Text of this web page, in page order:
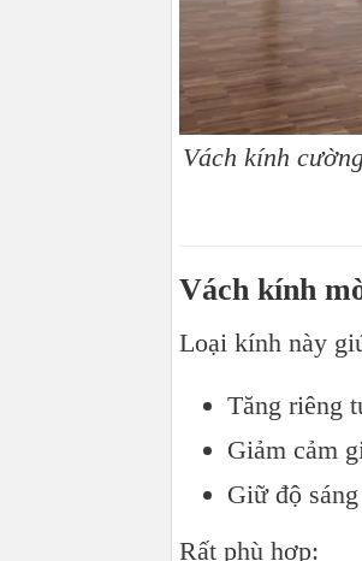
Vách kính
Vách kính
Loại kính này
Tăng riêng
Giảm cảm
Giữ độ
Rất phù hợp: